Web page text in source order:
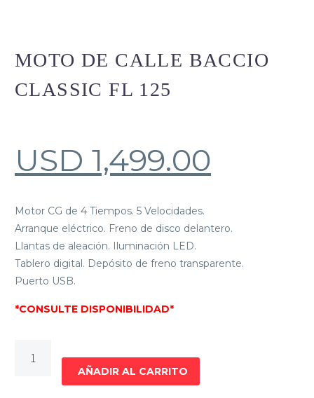
MOTO DE CALLE BACCIO
CLASSIC FL 125
USD 1,499.00
Motor CG de 4 Tiempos. 5 Velocidades.
Arranque eléctrico. Freno de disco delantero.
Llantas de aleación. Iluminación LED.
Tablero digital. Depósito de freno transparente.
Puerto USB.
*CONSULTE DISPONIBILIDAD*
AÑADIR AL CARRITO